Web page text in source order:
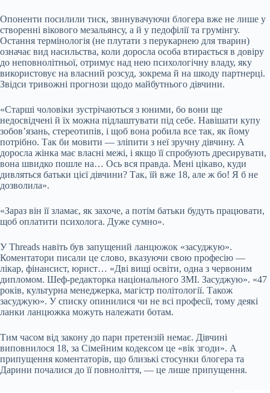
Опоненти посилили тиск, звинувачуючи блогера вже не лише у
створенні вікового мезальянсу, а й у педофілії та грумінгу.
Остання термінологія (не плутати з перукарнею для тварин)
означає вид насильства, коли доросла особа втирається в довіру
до неповнолітньої, отримує над нею психологічну владу, яку
використовує на власний розсуд, зокрема й на шкоду партнерці.
Звідси тривожні прогнози щодо майбутнього дівчини.
«Старші чоловіки зустрічаються з юними, бо вони ще
недосвідчені й їх можна підлаштувати під себе. Навішати купу
зобов’язань, стереотипів, і щоб вона робила все так, як йому
потрібно. Так би мовити — зліпити з неї зручну дівчину. А
доросла жінка має власні межі, і якщо її спробують дресирувати,
вона швидко пошле на… Ось вся правда. Мені цікаво, куди
дивляться батьки цієї дівчини? Так, їй вже 18, але ж бо! Я б не
дозволила».
«Зараз він її зламає, як захоче, а потім батьки будуть працювати,
щоб оплатити психолога. Дуже сумно».
У Threads навіть був запущений ланцюжок «засуджую».
Коментатори писали це слово, вказуючи свою професію —
лікар, фінансист, юрист… «Дві вищі освіти, одна з червоним
дипломом. Шеф-редакторка національного ЗМІ. Засуджую». «47
років, культурна менеджерка, магістр політології. Також
засуджую». У списку опинилися чи не всі професії, тому деякі
ланки ланцюжка можуть належати ботам.
Тим часом від закону до пари претензій немає. Дівчині
виповнилося 18, за Сімейним кодексом це «вік згоди». А
припущення коментаторів, що близькі стосунки блогера та
Дарини почалися до її повноліття, — це лише припущення.